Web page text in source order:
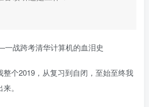
个2019，从复习到自闭，至始至终我
。